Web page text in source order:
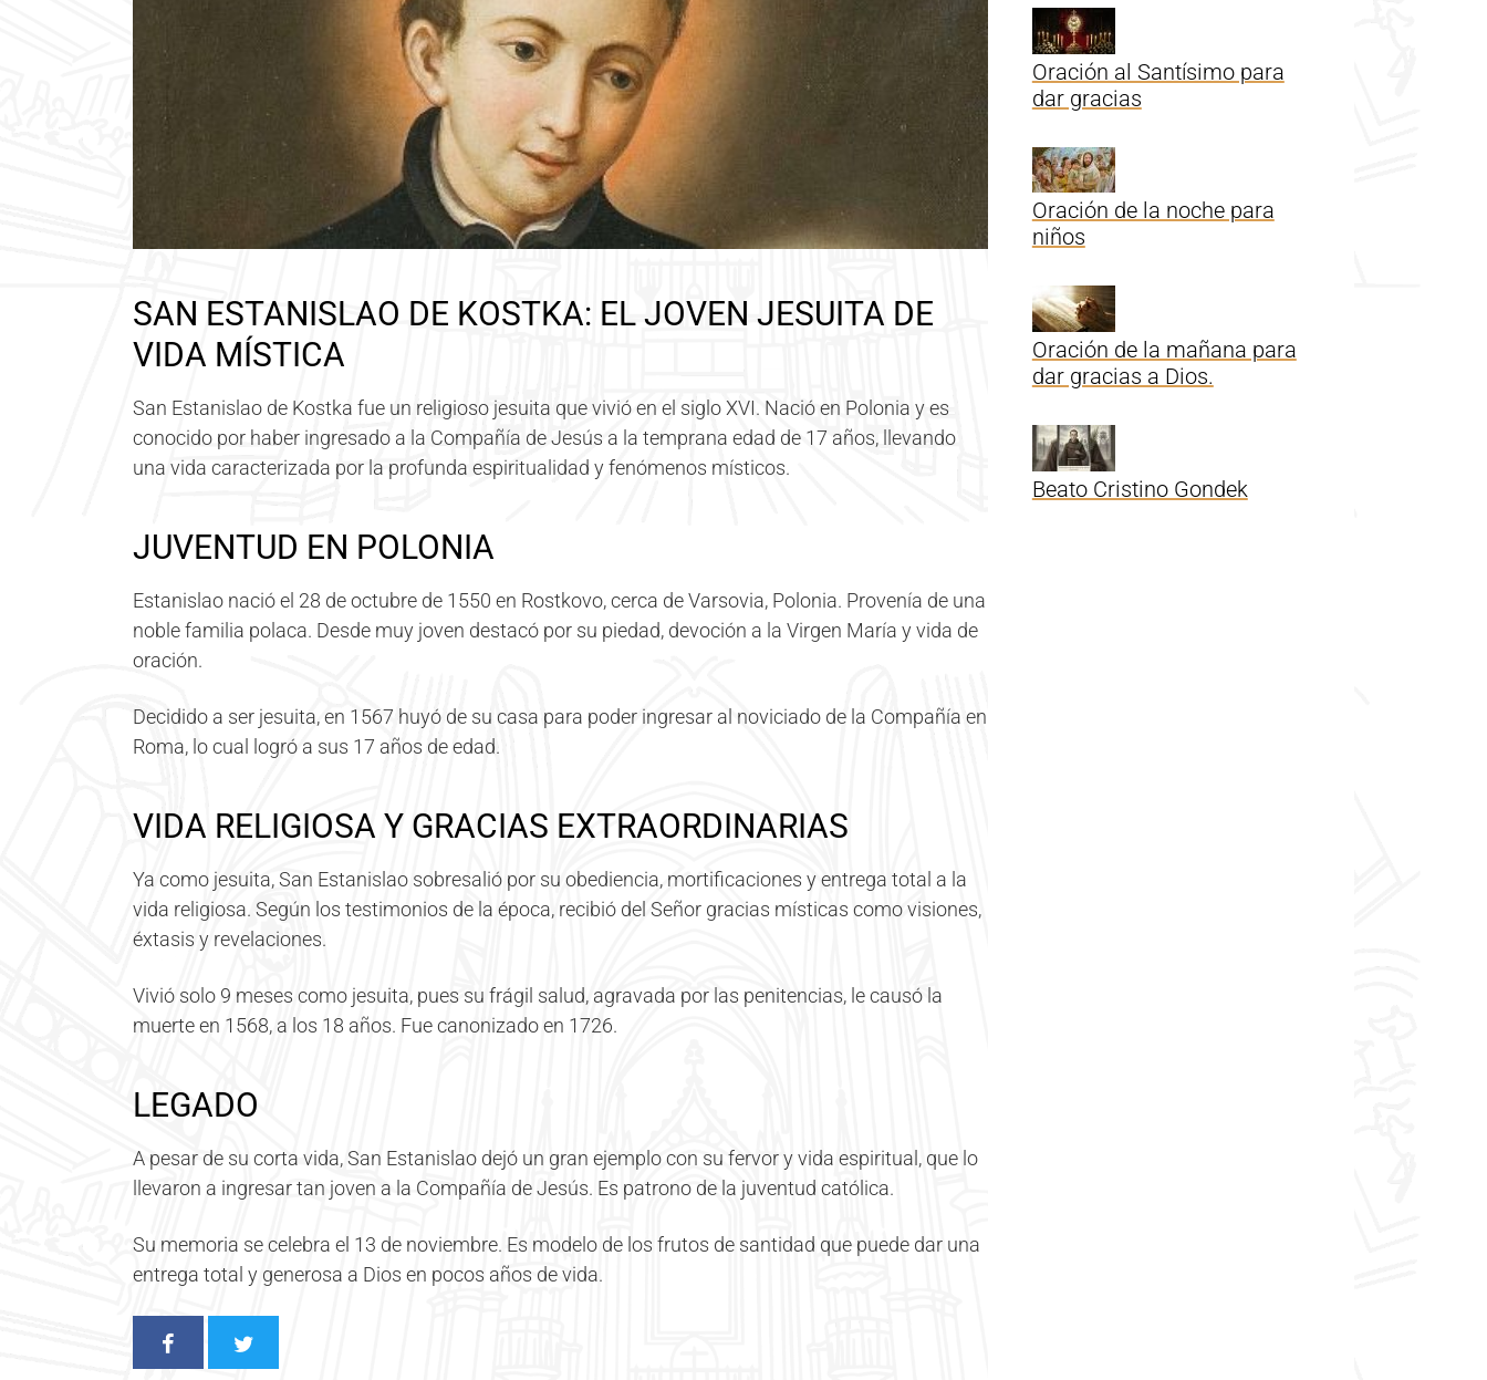
SAN ESTANISLAO DE KOSTKA: EL JOVEN JESUITA DE
VIDA MÍSTICA
San Estanislao de Kostka fue un religioso jesuita que vivió en el siglo XVI. Nació en Polonia y es
conocido por haber ingresado a la Compañía de Jesús a la temprana edad de 17 años, llevando
una vida caracterizada por la profunda espiritualidad y fenómenos místicos.
JUVENTUD EN POLONIA
Estanislao nació el 28 de octubre de 1550 en Rostkovo, cerca de Varsovia, Polonia. Provenía de una
noble familia polaca. Desde muy joven destacó por su piedad, devoción a la Virgen María y vida de
oración.
Decidido a ser jesuita, en 1567 huyó de su casa para poder ingresar al noviciado de la Compañía en
Roma, lo cual logró a sus 17 años de edad.
VIDA RELIGIOSA Y GRACIAS EXTRAORDINARIAS
Ya como jesuita, San Estanislao sobresalió por su obediencia, mortificaciones y entrega total a la
vida religiosa. Según los testimonios de la época, recibió del Señor gracias místicas como visiones,
éxtasis y revelaciones.
Vivió solo 9 meses como jesuita, pues su frágil salud, agravada por las penitencias, le causó la
muerte en 1568, a los 18 años. Fue canonizado en 1726.
LEGADO
A pesar de su corta vida, San Estanislao dejó un gran ejemplo con su fervor y vida espiritual, que lo
llevaron a ingresar tan joven a la Compañía de Jesús. Es patrono de la juventud católica.
Su memoria se celebra el 13 de noviembre. Es modelo de los frutos de santidad que puede dar una
entrega total y generosa a Dios en pocos años de vida.
Oración al Santísimo para
dar gracias
Oración de la noche para
niños
Oración de la mañana para
dar gracias a Dios.
Beato Cristino Gondek